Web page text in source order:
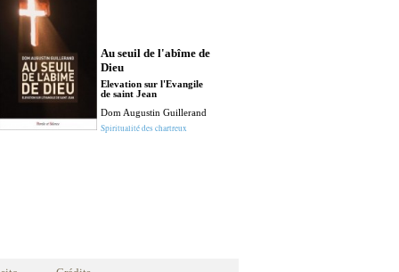
Au seuil de l'abîme de
Dieu
Elevation sur l'Evangile
de saint Jean
Dom Augustin Guillerand
Spiritualité des chartreux